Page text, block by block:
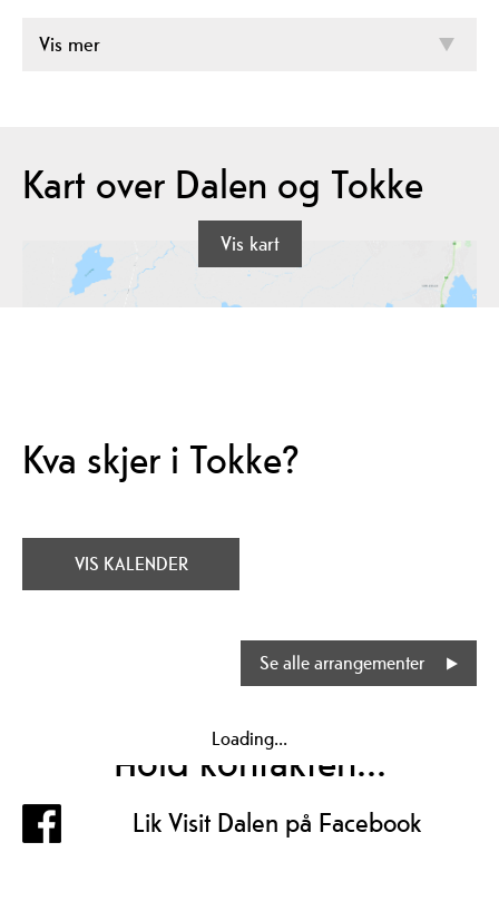
Vis mer
Kart over Dalen og Tokke
Vis kart
Kva skjer i Tokke?
VIS KALENDER
Loading...
Se alle arrangementer
Hold kontakten...
Lik Visit Dalen på Facebook